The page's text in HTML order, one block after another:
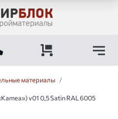
материалы /
v01 0,5 Satin RAL 6005